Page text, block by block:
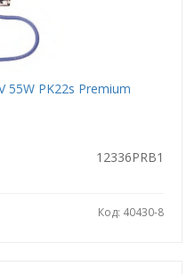
PK22s Premium
12336PRB1
Код: 40430-8